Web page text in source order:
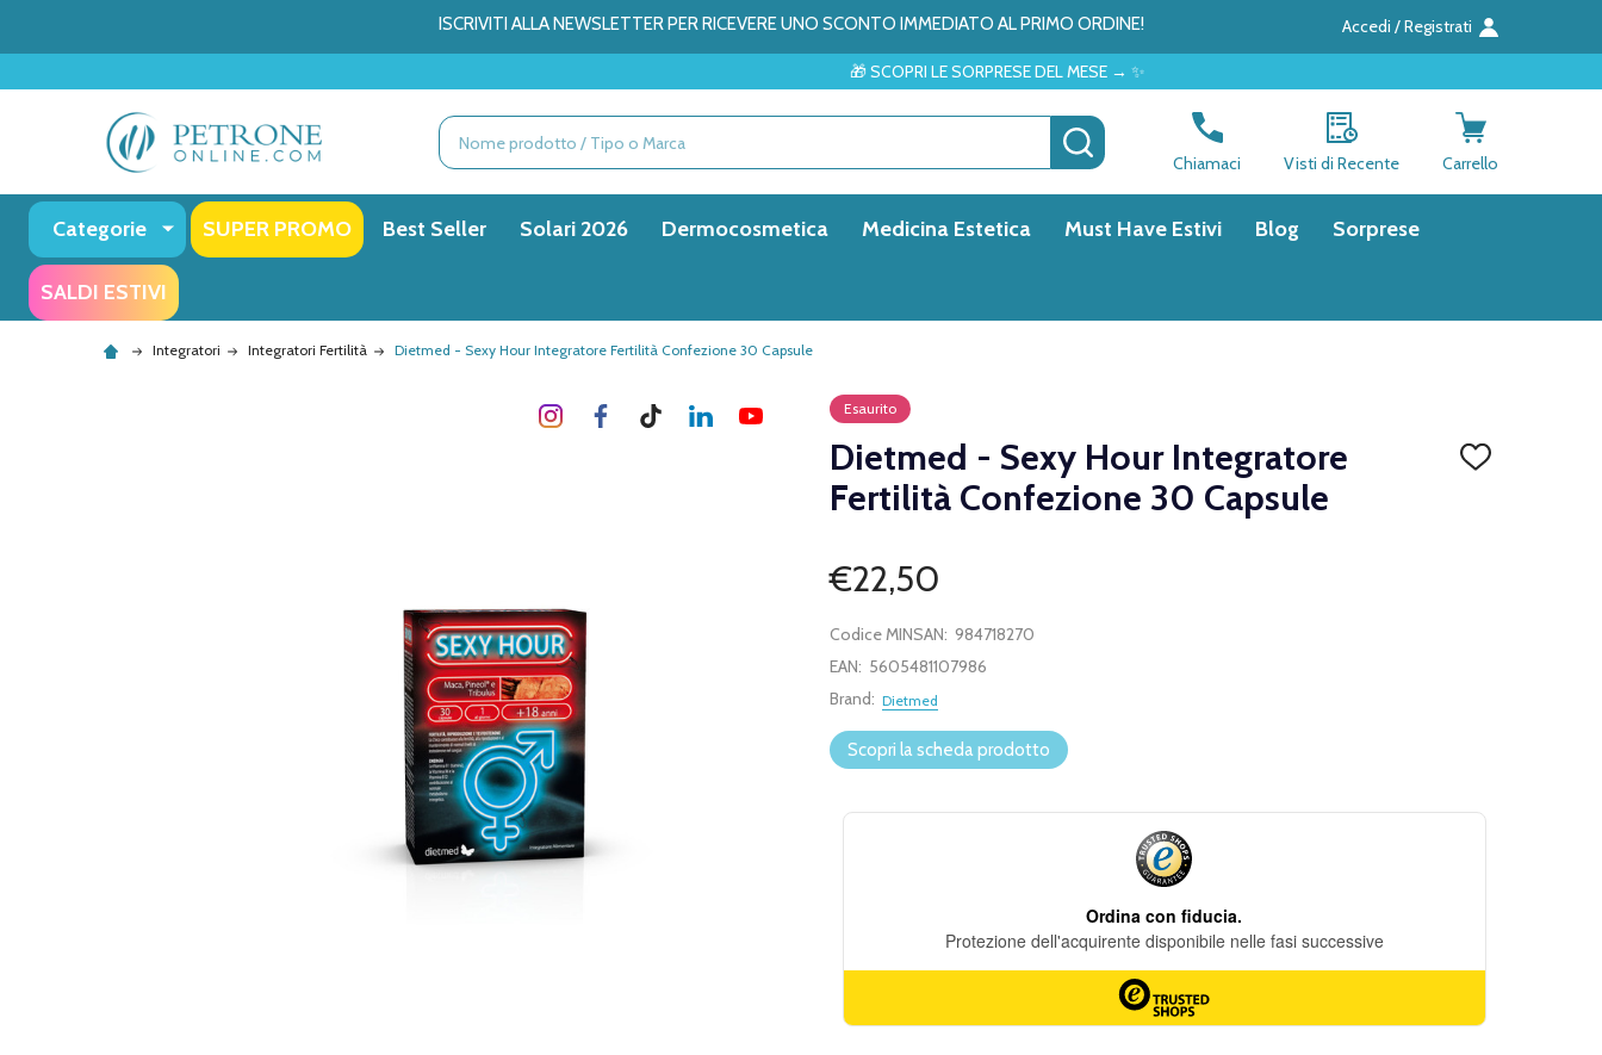
ISCRIVITI ALLA NEWSLETTER PER RICEVERE UNO SCONTO IMMEDIATO AL PRIMO ORDINE! Accedi / Registrati
🎁 SCOPRI LE SORPRESE DEL MESE → ✨
Ricerca CERCA
Chiamaci Visti di Recente Carrello
Categorie SUPER PROMO Best Seller Solari 2026 Dermocosmetica Medicina Estetica Must Have Estivi Blog Sorprese
SALDI ESTIVI
Integratori Integratori Fertilità Dietmed - Sexy Hour Integratore Fertilità Confezione 30 Capsule
Esaurito
Dietmed - Sexy Hour Integratore
Fertilità Confezione 30 Capsule
AGGIUNGI
€22,50
Codice MINSAN: 984718270
EAN: 5605481107986
Brand: Dietmed
Scopri la scheda prodotto